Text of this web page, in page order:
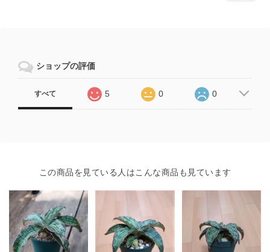
ショップの評価
すべて 5 0 0
この商品を見ている人はこんな商品も見ています